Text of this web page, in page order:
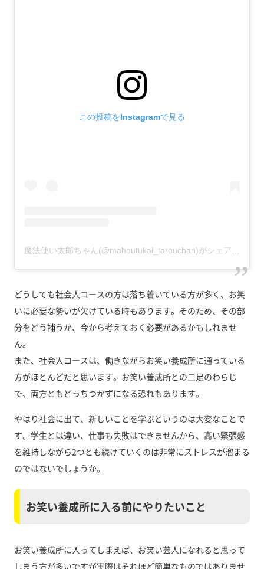
この投稿をInstagramで見る
どうしても社会人コースの方は落ち着いている方が多く、お笑
いに必要な勢いが欠けている時もあります。そのため、その部
分をどう補うか、今から考えておく必要があるかもしれませ
ん。
また、社会人コースは、働きながらお笑い養成所に通っている
方がほとんどだと思います。お笑い養成所との二足のわらじ
で、両方ともどっちつかずになる恐れもあります。
やはり社会に出て、新しいことを学ぶというのは大変なことで
す。学生とは違い、仕事も失敗はできませんから、高い緊張感
を維持しながら2つとも続けていくのは非常にストレスが溜まる
のではないでしょうか。
お笑い養成所に入る前にやりたいこと
お笑い養成所に入ってしまえば、お笑い芸人になれると思って
しまう方が多いですが実際はそれほど簡単なものではありませ